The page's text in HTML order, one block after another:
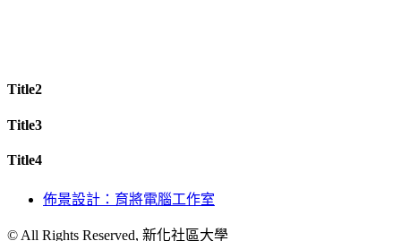
Title2
Title3
Title4
佈景設計：育將電腦工作室
© All Rights Reserved, 新化社區大學